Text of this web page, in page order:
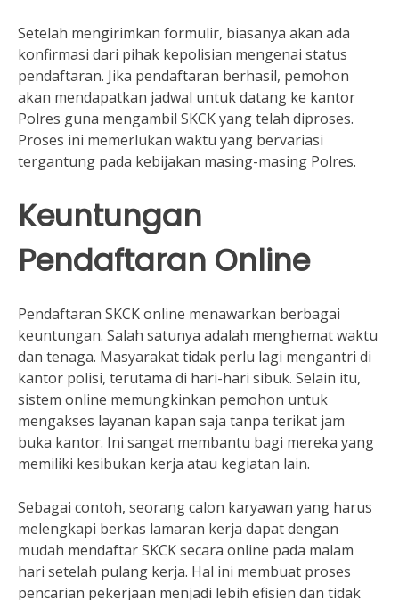
Setelah mengirimkan formulir, biasanya akan ada
konfirmasi dari pihak kepolisian mengenai status
pendaftaran. Jika pendaftaran berhasil, pemohon
akan mendapatkan jadwal untuk datang ke kantor
Polres guna mengambil SKCK yang telah diproses.
Proses ini memerlukan waktu yang bervariasi
tergantung pada kebijakan masing-masing Polres.
Keuntungan
Pendaftaran Online
Pendaftaran SKCK online menawarkan berbagai
keuntungan. Salah satunya adalah menghemat waktu
dan tenaga. Masyarakat tidak perlu lagi mengantri di
kantor polisi, terutama di hari-hari sibuk. Selain itu,
sistem online memungkinkan pemohon untuk
mengakses layanan kapan saja tanpa terikat jam
buka kantor. Ini sangat membantu bagi mereka yang
memiliki kesibukan kerja atau kegiatan lain.
Sebagai contoh, seorang calon karyawan yang harus
melengkapi berkas lamaran kerja dapat dengan
mudah mendaftar SKCK secara online pada malam
hari setelah pulang kerja. Hal ini membuat proses
pencarian pekerjaan menjadi lebih efisien dan tidak